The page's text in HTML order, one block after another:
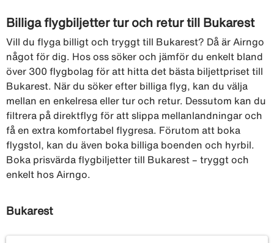
Billiga flygbiljetter tur och retur till Bukarest
Vill du flyga billigt och tryggt till Bukarest? Då är Airngo
något för dig. Hos oss söker och jämför du enkelt bland
över 300 flygbolag för att hitta det bästa biljettpriset till
Bukarest. När du söker efter billiga flyg, kan du välja
mellan en enkelresa eller tur och retur. Dessutom kan du
filtrera på direktflyg för att slippa mellanlandningar och
få en extra komfortabel flygresa. Förutom att boka
flygstol, kan du även boka billiga boenden och hyrbil.
Boka prisvärda flygbiljetter till Bukarest – tryggt och
enkelt hos Airngo.
Bukarest